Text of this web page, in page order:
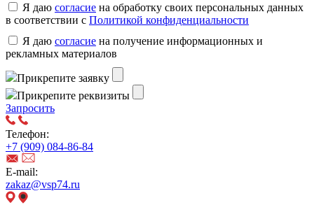
Я даю согласие на обработку своих персональных данных
в соответствии с Политикой конфиденциальности
Я даю согласие на получение информационных и
рекламных материалов
Прикрепите заявку
Прикрепите реквизиты
Запросить
Телефон:
+7 (909) 084-86-84
E-mail:
zakaz@vsp74.ru